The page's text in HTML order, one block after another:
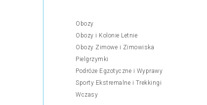
Obozy
Obozy i Kolonie Letnie
Obozy Zimowe i Zimowiska
Pielgrzymki
Podróże Egzotyczne i Wyprawy
Sporty Ekstremalne i Trekkingi
Wczasy